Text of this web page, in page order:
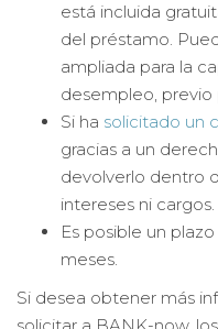
está incluida
del préstamo.
ampliada para la
desempleo,
Si ha solicitado un
gracias a un
devolverlo dentro
intereses ni cargos.
Es posible un
meses.
Si desea obtener más